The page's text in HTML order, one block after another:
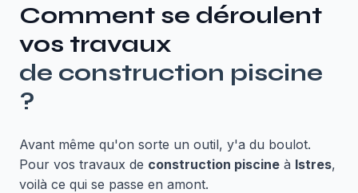
Comment se déroulent
vos travaux
de construction piscine
?
Avant même qu'on sorte un outil, y'a du boulot.
Pour vos travaux de construction piscine à Istres,
voilà ce qui se passe en amont.